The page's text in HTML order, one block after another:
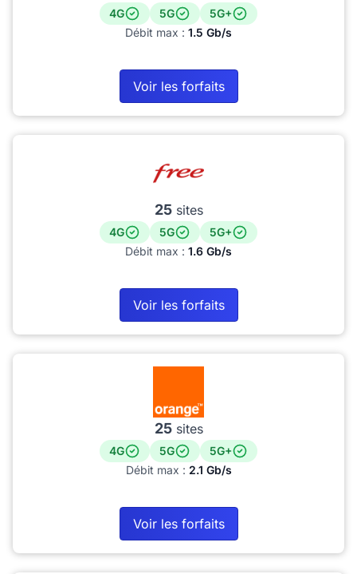
4G 5G
5G+
Débit max : 1.5 Gb/s
Voir les forfaits
25sites
4G 5G
5G+
Débit max : 1.6 Gb/s
Voir les forfaits
25sites
4G 5G
5G+
Débit max : 2.1 Gb/s
Voir les forfaits